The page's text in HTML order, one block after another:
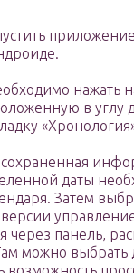
нажать
в углу
сохраненная
даты
Затем
через панель,
можно выбрать